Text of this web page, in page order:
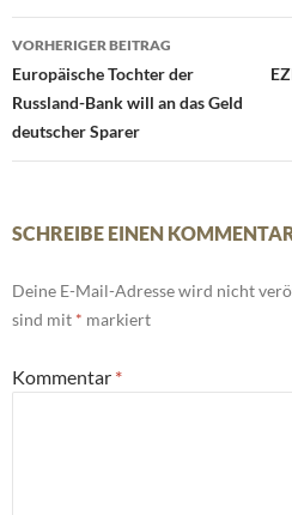
Beitrags-
Navigation
VORHERIGER BEITRAG
Europäische Tochter der
Russland-Bank will an das Geld
deutscher Sparer
SCHREIBE EINEN
Deine E-Mail-Adresse wird nicht
sind mit * markiert
Kommentar *